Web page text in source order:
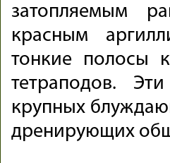
затопляемым
красным
тонкие полосы
тетраподов.
крупных
дренирующих